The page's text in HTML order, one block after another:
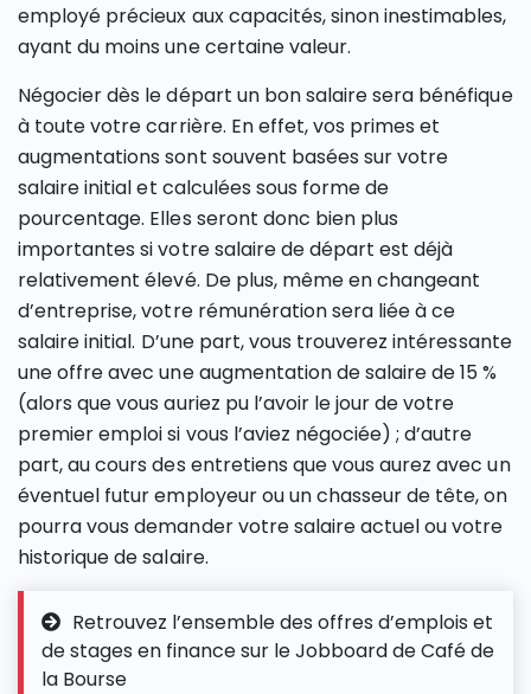
employé précieux aux capacités, sinon inestimables,
ayant du moins une certaine valeur.
Négocier dès le départ un bon salaire sera bénéfique
à toute votre carrière. En effet, vos primes et
augmentations sont souvent basées sur votre
salaire initial et calculées sous forme de
pourcentage. Elles seront donc bien plus
importantes si votre salaire de départ est déjà
relativement élevé. De plus, même en changeant
d’entreprise, votre rémunération sera liée à ce
salaire initial. D’une part, vous trouverez intéressante
une offre avec une augmentation de salaire de 15 %
(alors que vous auriez pu l’avoir le jour de votre
premier emploi si vous l’aviez négociée) ; d’autre
part, au cours des entretiens que vous aurez avec un
éventuel futur employeur ou un chasseur de tête, on
pourra vous demander votre salaire actuel ou votre
historique de salaire.
Retrouvez l’ensemble des offres d’emplois et
de stages en finance sur le Jobboard de Café de
la Bourse